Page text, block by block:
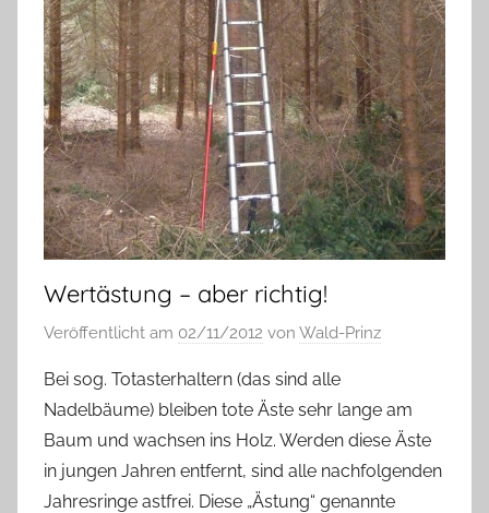
Wertästung – aber richtig!
Veröffentlicht am 02/11/2012 von Wald-Prinz
Bei sog. Totasterhaltern (das sind alle
Nadelbäume) bleiben tote Äste sehr lange am
Baum und wachsen ins Holz. Werden diese Äste
in jungen Jahren entfernt, sind alle nachfolgenden
Jahresringe astfrei. Diese „Ästung“ genannte